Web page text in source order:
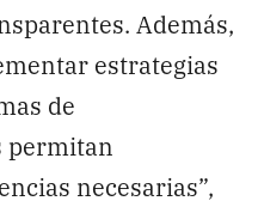
Además,
estrategias
de
permitan
necesarias”,